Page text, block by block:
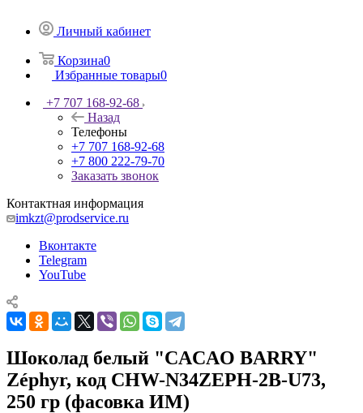
Личный кабинет
Корзина0
Избранные товары0
+7 707 168-92-68
Назад
Телефоны
+7 707 168-92-68
+7 800 222-79-70
Заказать звонок
Контактная информация
imkzt@prodservice.ru
Вконтакте
Telegram
YouTube
Шоколад белый "CACAO BARRY"
Zéphyr, код CHW-N34ZEPH-2B-U73,
250 гр (фасовка ИМ)